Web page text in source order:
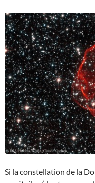
Si la constellation de la